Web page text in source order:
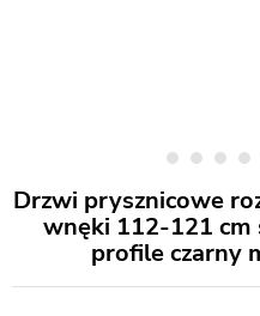
Drzwi prysznicowe
wnęki 112-121 cm
profile czarny